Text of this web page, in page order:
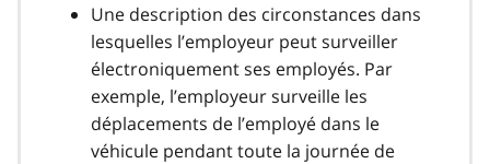
Une description des circonstances dans
lesquelles l’employeur peut surveiller
électroniquement ses employés. Par
exemple, l’employeur surveille les
déplacements de l’employé dans le
véhicule pendant toute la journée de